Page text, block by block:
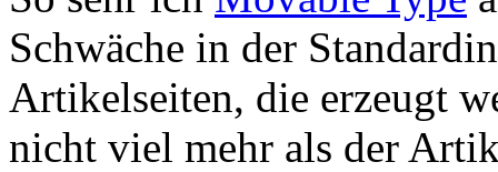
Schwäche in der
Artikelseiten, die erzeugt
nicht viel mehr als der